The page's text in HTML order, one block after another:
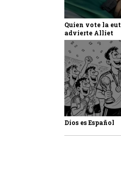
Quien vote la
advierte Alliet
Dios es Español